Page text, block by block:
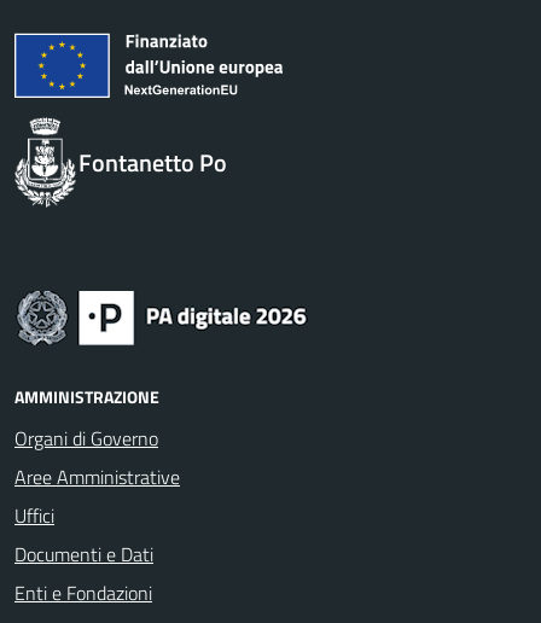
Fontanetto Po
AMMINISTRAZIONE
Organi di Governo
Aree Amministrative
Uffici
Documenti e Dati
Enti e Fondazioni